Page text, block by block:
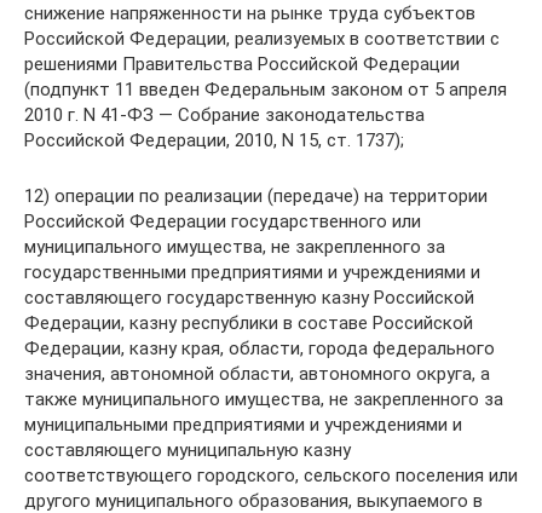
снижение напряженности на рынке труда субъектов
Российской Федерации, реализуемых в соответствии с
решениями Правительства Российской Федерации
(подпункт 11 введен Федеральным законом от 5 апреля
2010 г. N 41-ФЗ — Собрание законодательства
Российской Федерации, 2010, N 15, ст. 1737);
12) операции по реализации (передаче) на территории
Российской Федерации государственного или
муниципального имущества, не закрепленного за
государственными предприятиями и учреждениями и
составляющего государственную казну Российской
Федерации, казну республики в составе Российской
Федерации, казну края, области, города федерального
значения, автономной области, автономного округа, а
также муниципального имущества, не закрепленного за
муниципальными предприятиями и учреждениями и
составляющего муниципальную казну
соответствующего городского, сельского поселения или
другого муниципального образования, выкупаемого в